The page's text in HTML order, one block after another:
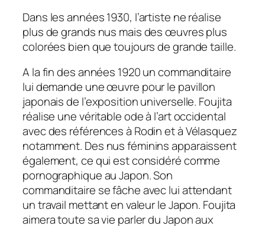
Dans les années 1930, l’artiste ne réalise
plus de grands nus mais des œuvres plus
colorées bien que toujours de grande taille.
A la fin des années 1920 un commanditaire
lui demande une œuvre pour le pavillon
japonais de l’exposition universelle. Foujita
réalise une véritable ode à l’art occidental
avec des références à Rodin et à Vélasquez
notamment. Des nus féminins apparaissent
également, ce qui est considéré comme
pornographique au Japon. Son
commanditaire se fâche avec lui attendant
un travail mettant en valeur le Japon. Foujita
aimera toute sa vie parler du Japon aux